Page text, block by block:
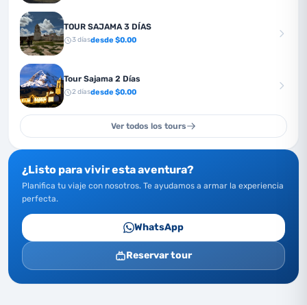
TOUR SAJAMA 3 DÍAS
3díasdesde $0.00
Tour Sajama 2 Días
2díasdesde $0.00
Ver todos los tours
¿Listo para vivir esta aventura?
Planifica tu viaje con nosotros. Te ayudamos a armar la experiencia
perfecta.
WhatsApp
Reservar tour